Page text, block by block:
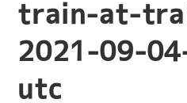
train-at-
2021-09-
utc